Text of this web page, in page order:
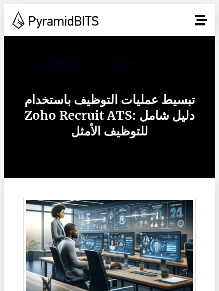
Zoho Implementation Partner Selection and hiring
guide
تبسيط عمليات التوظيف باستخدام
Zoho Recruit ATS: دليل شامل
للتوظيف الأمثل